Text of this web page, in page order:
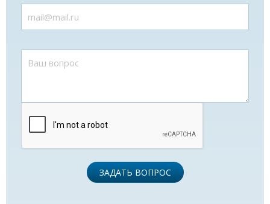
ЗАДАТЬ ВОПРОС